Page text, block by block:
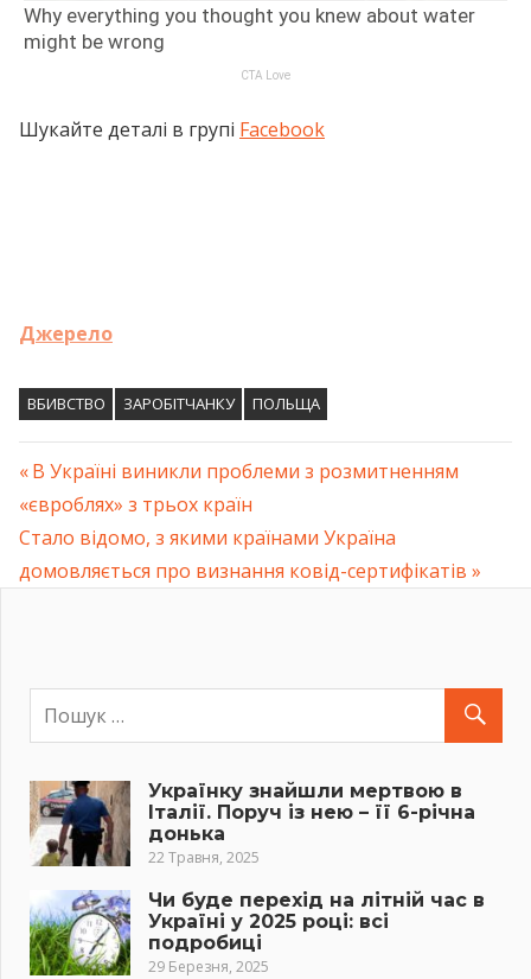
Шукайте деталі в групі Facebook
Джерело
ВБИВСТВО ЗАРОБІТЧАНКУ ПОЛЬЩА
Навігація
записів
Previous
Post:
В Україні виникли проблеми з розмитненням
«євроблях» з трьох країн
Next
Post:
Стало відомо, з якими країнами Україна
домовляється про визнання ковід-сертифікатів
Українку знайшли мертвою в
Італії. Поруч із нею – її 6-річна
донька
22 Травня, 2025
Чи буде перехід на літній час в
Україні у 2025 році: всі
подробиці
29 Березня, 2025